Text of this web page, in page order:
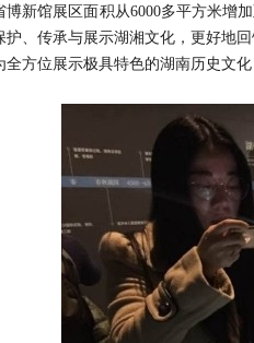
馆展区面积从6000多平方米增加
护、传承与展示湖湘文化，更好地
位展示极具特色的湖南历史文化